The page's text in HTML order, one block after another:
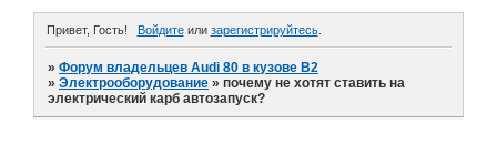
Привет, Гость! Войдитеили зарегистрируйтесь.
»Форум владельцев Audi 80 в кузове В2
»Электрооборудование »почему не хотят ставить на
электрический карб автозапуск?